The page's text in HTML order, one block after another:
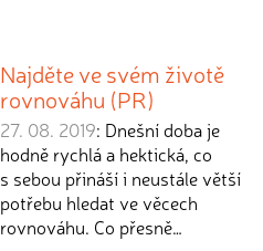
Najděte ve svém životě
rovnováhu (PR)
27. 08. 2019: Dnešní doba je
hodně rychlá a hektická, co
s sebou přináší i neustále větší
potřebu hledat ve věcech
rovnováhu. Co přesně…